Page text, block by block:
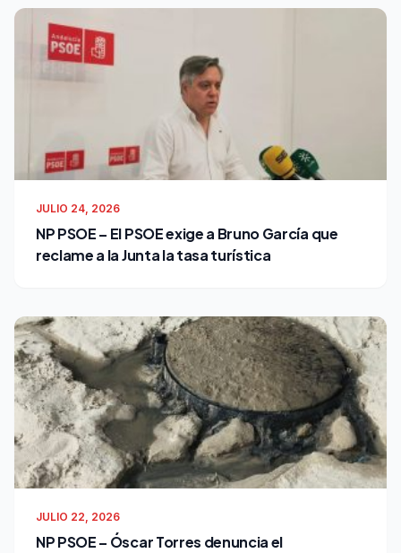
JULIO 24, 2026
NP PSOE – El PSOE exige a Bruno García que
reclame a la Junta la tasa turística
JULIO 22, 2026
NP PSOE – Óscar Torres denuncia el